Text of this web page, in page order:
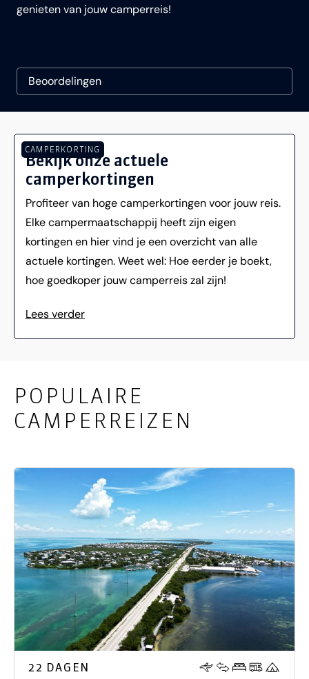
genieten van jouw camperreis!
CAMPERKORTING
Bekijk onze actuele
camperkortingen
Profiteer van hoge camperkortingen voor jouw reis.
Elke campermaatschappij heeft zijn eigen
kortingen en hier vind je een overzicht van alle
actuele kortingen. Weet wel: Hoe eerder je boekt,
hoe goedkoper jouw camperreis zal zijn!
Lees verder
POPULAIRE
CAMPERREIZEN
22 DAGEN